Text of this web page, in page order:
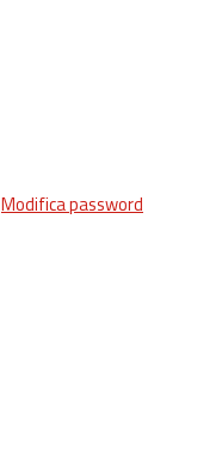
Modifica password